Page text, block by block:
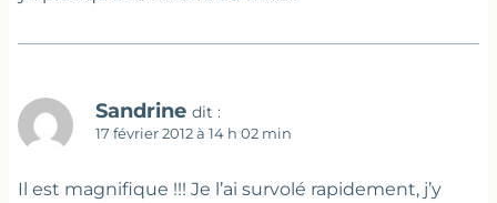
Sandrine dit :
17 février 2012 à 14 h 02 min
Il est magnifique !!! Je l’ai survolé rapidement, j’y